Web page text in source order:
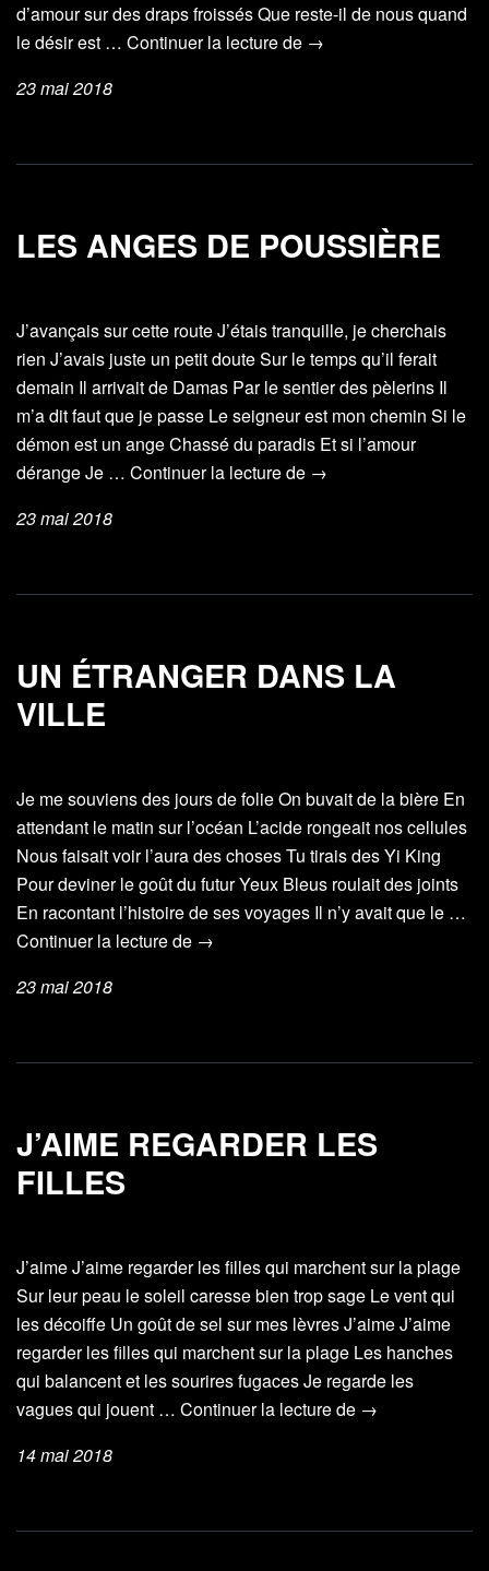
d’amour sur des draps froissés Que reste-il de nous quand
le désir est … Continuer la lecture de Traces
→
23 mai 2018
LES ANGES DE POUSSIÈRE
J’avançais sur cette route J’étais tranquille, je cherchais
rien J’avais juste un petit doute Sur le temps qu’il ferait
demain Il arrivait de Damas Par le sentier des pèlerins Il
m’a dit faut que je passe Le seigneur est mon chemin Si le
démon est un ange Chassé du paradis Et si l’amour
dérange Je … Continuer la lecture de Les
→
23 mai 2018
UN ÉTRANGER DANS LA
VILLE
Je me souviens des jours de folie On buvait de la bière En
attendant le matin sur l’océan L’acide rongeait nos cellules
Nous faisait voir l’aura des choses Tu tirais des Yi King
Pour deviner le goût du futur Yeux Bleus roulait des joints
En racontant l’histoire de ses voyages Il n’y avait que le …
Continuer la lecture de Un
→
23 mai 2018
J’AIME REGARDER LES
FILLES
J’aime J’aime regarder les filles qui marchent sur la plage
Sur leur peau le soleil caresse bien trop sage Le vent qui
les décoiffe Un goût de sel sur mes lèvres J’aime J’aime
regarder les filles qui marchent sur la plage Les hanches
qui balancent et les sourires fugaces Je regarde les
vagues qui jouent … Continuer la lecture de J’aime
→
14 mai 2018